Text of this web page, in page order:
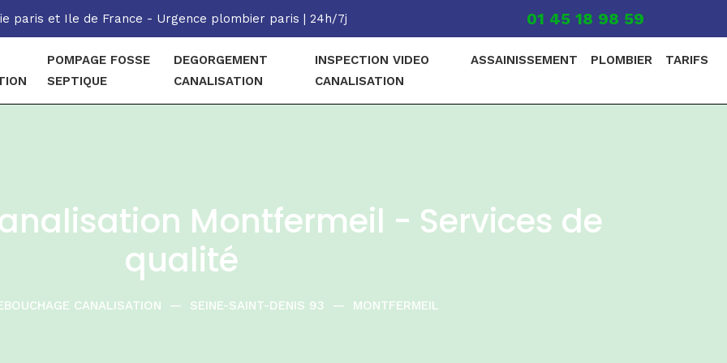
paris et Ile de France - Urgence plombier paris | 24h/7j 01 45 18 98 59
POMPAGE FOSSE
SEPTIQUE
DEGORGEMENT
CANALISATION
INSPECTION VIDEO
CANALISATION
ASSAINISSEMENT PLOMBIER TARIFS
Montfermeil - Services de
qualité
CANALISATION — SEINE-SAINT-DENIS 93 — MONTFERMEIL